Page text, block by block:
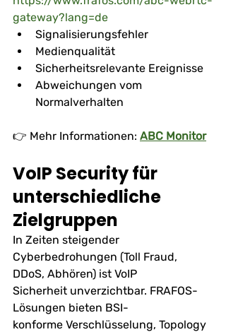
gateway?lang=de
Signalisierungsfehler
Medienqualität
Sicherheitsrelevante Ereignisse
Abweichungen vom
Normalverhalten
👉 Mehr Informationen: ABC Monitor
VoIP Security für
unterschiedliche
Zielgruppen
In Zeiten steigender
Cyberbedrohungen (Toll Fraud,
DDoS, Abhören) ist VoIP
Sicherheit unverzichtbar. FRAFOS-
Lösungen bieten BSI-
konforme Verschlüsselung, Topology